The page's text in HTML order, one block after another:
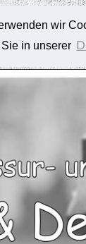
wir
in unserer